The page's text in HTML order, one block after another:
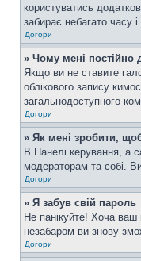
користуватись
забирає небагато часу
Догори
» Чому мені постійно
Якщо ви не ставите
облікового запису
загальнодоступного
Догори
» Як мені зробити,
В Панелі керування, а
модераторам та собі.
Догори
» Я забув свій пароль
Не панікуйте! Хоча ваш
незабаром ви знову
Догори